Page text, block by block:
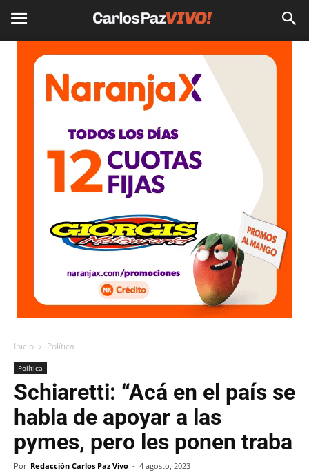
Inicio Política
Política
Schiaretti: “Acá en el país se
habla de apoyar a las
pymes, pero les ponen traba
Por Redacción Carlos Paz Vivo - 4 agosto, 2023